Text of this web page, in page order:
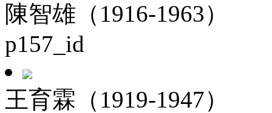
陳智雄（1916-1963）
p157_id
王育霖（1919-1947）